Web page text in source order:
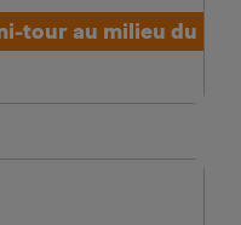
tour au milieu du